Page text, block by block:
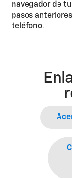
navegador de
pasos
teléfono.